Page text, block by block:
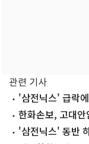
관련 기사
'삼전닉스' 급락
회복[시황종합]
한화손보, 고대
부 '삼전닉스' 동반